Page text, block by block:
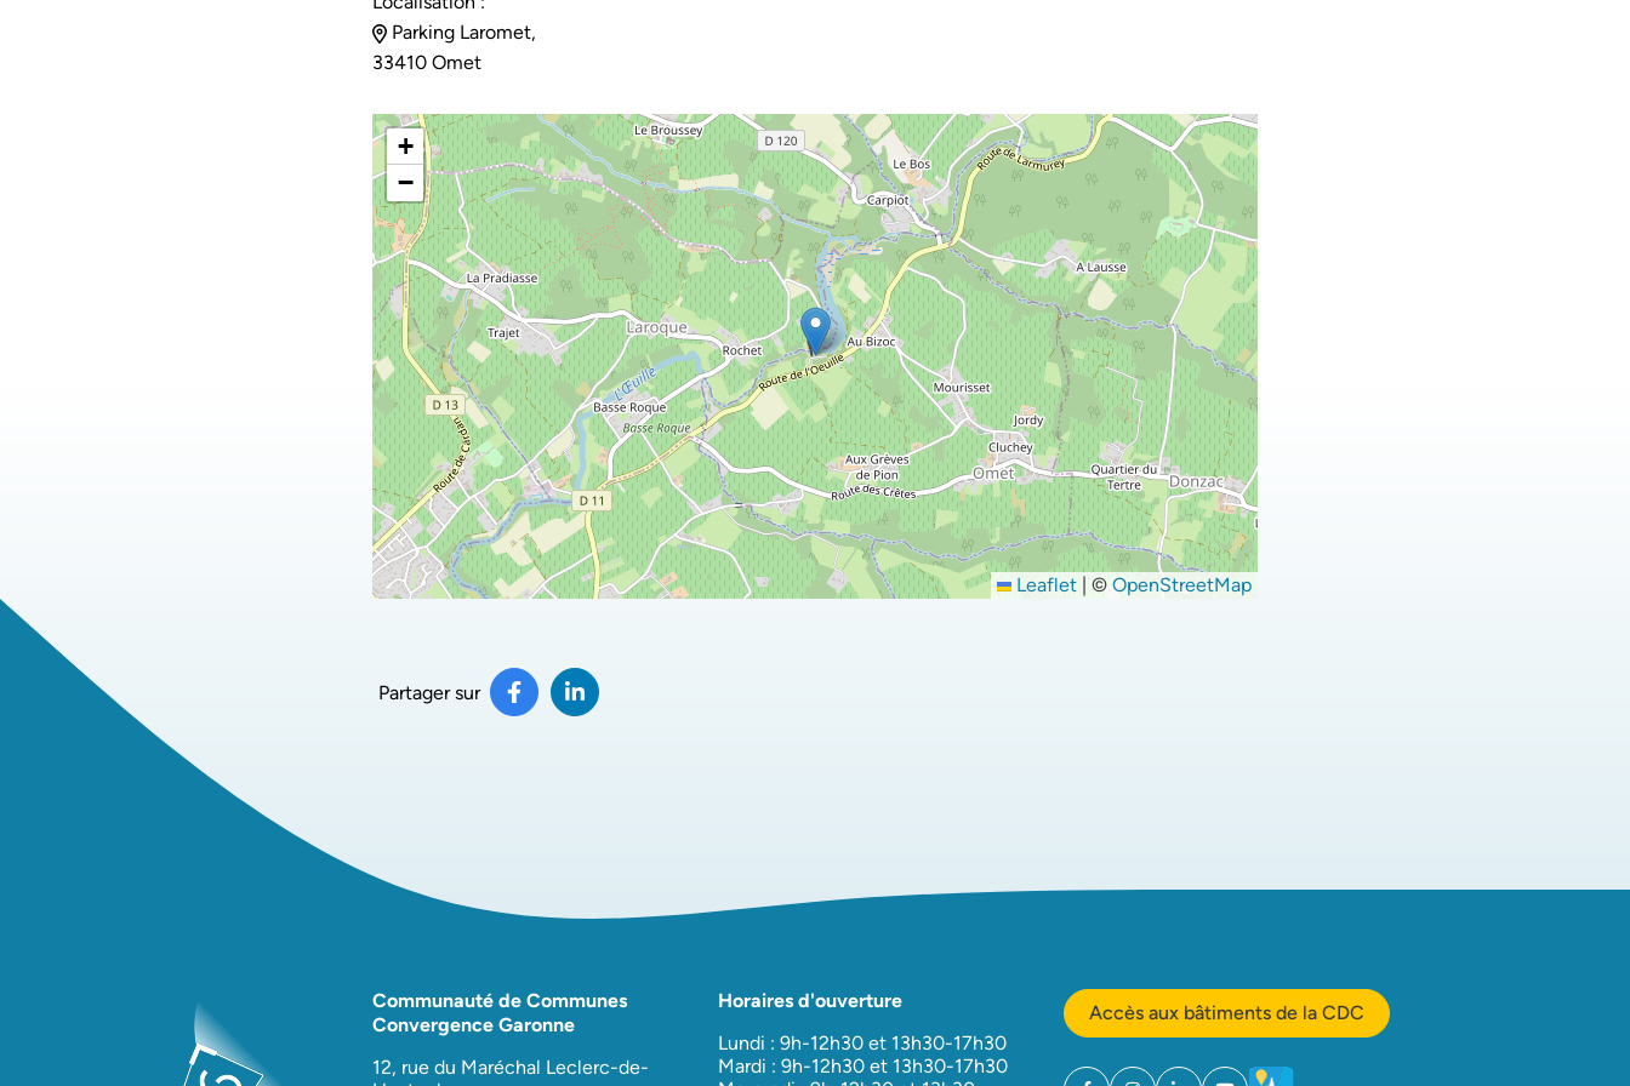
Parking Laromet,
33410 Omet
+
−
Leaflet | © OpenStreetMap
Partager sur Partager sur Facebook
(ouverture dans un nouvel onglet)
Partager sur LinkedIn
(ouverture dans un nouvel onglet)
Communauté de Communes
Convergence Garonne
12, rue du Maréchal Leclerc-de-
Horaires d'ouverture
Lundi : 9h-12h30 et 13h30-17h30
Mardi : 9h-12h30 et 13h30-17h30
Accès aux bâtiments de la CDC